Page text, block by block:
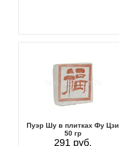
Пуэр Шу в плитках Фу Цзи
50 гр
291 руб.